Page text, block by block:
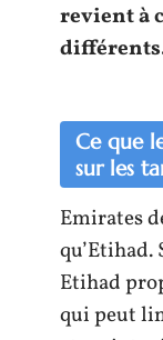
revient à
Ce que
sur les
Emirates
Etihad
qui peut